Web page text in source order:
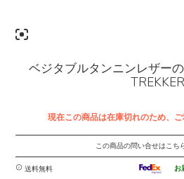
ベジタブルタンニンレザー
TREKKER
現在この商品は在庫切れのため、ご
この商品の問い合せはこち
送料無料 お